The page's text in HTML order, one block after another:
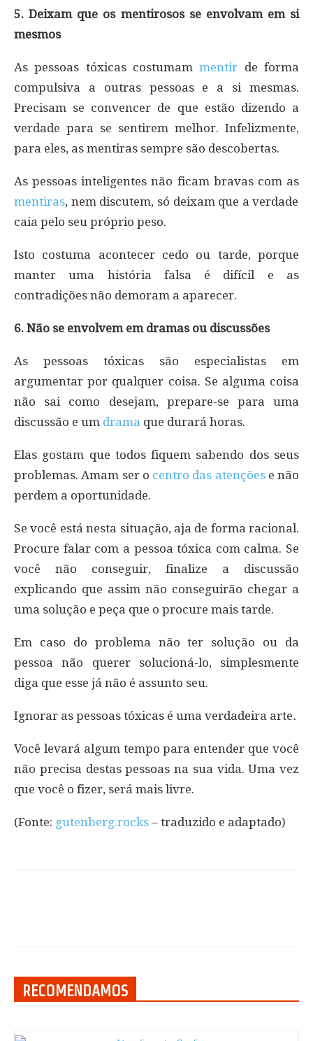
5. Deixam que os mentirosos se envolvam em si
mesmos
As pessoas tóxicas costumam mentir de forma
compulsiva a outras pessoas e a si mesmas.
Precisam se convencer de que estão dizendo a
verdade para se sentirem melhor. Infelizmente,
para eles, as mentiras sempre são descobertas.
As pessoas inteligentes não ficam bravas com as
mentiras, nem discutem, só deixam que a verdade
caia pelo seu próprio peso.
Isto costuma acontecer cedo ou tarde, porque
manter uma história falsa é difícil e as
contradições não demoram a aparecer.
6. Não se envolvem em dramas ou discussões
As pessoas tóxicas são especialistas em
argumentar por qualquer coisa. Se alguma coisa
não sai como desejam, prepare-se para uma
discussão e um drama que durará horas.
Elas gostam que todos fiquem sabendo dos seus
problemas. Amam ser o centro das atençõese não
perdem a oportunidade.
Se você está nesta situação, aja de forma racional.
Procure falar com a pessoa tóxica com calma. Se
você não conseguir, finalize a discussão
explicando que assim não conseguirão chegar a
uma solução e peça que o procure mais tarde.
Em caso do problema não ter solução ou da
pessoa não querer solucioná-lo, simplesmente
diga que esse já não é assunto seu.
Ignorar as pessoas tóxicas é uma verdadeira arte.
Você levará algum tempo para entender que você
não precisa destas pessoas na sua vida. Uma vez
que você o fizer, será mais livre.
(Fonte: gutenberg.rocks – traduzido e adaptado)
RECOMENDAMOS